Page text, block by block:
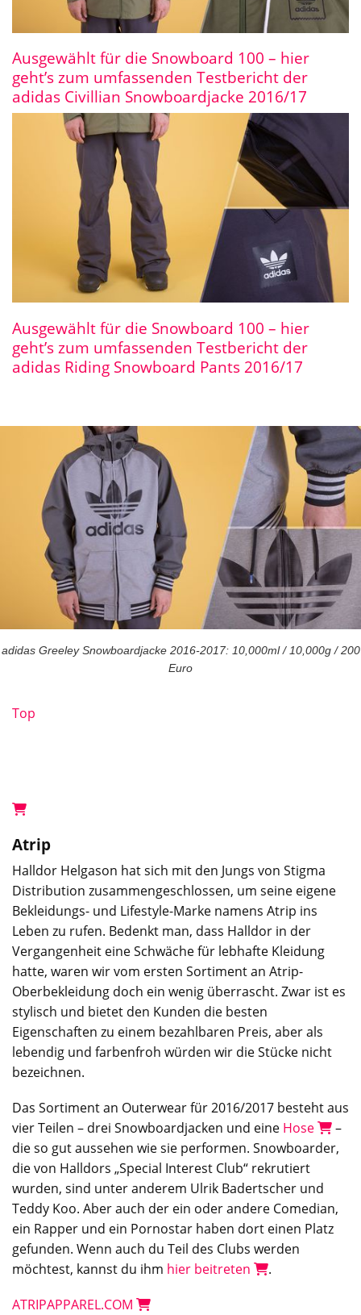
Ausgewählt für die Snowboard 100 – hier
geht’s zum umfassenden Testbericht der
adidas Civillian Snowboardjacke 2016/17
Ausgewählt für die Snowboard 100 – hier
geht’s zum umfassenden Testbericht der
adidas Riding Snowboard Pants 2016/17
adidas Greeley Snowboardjacke 2016-2017: 10,000ml / 10,000g / 200
Euro
Top
Atrip
Halldor Helgason hat sich mit den Jungs von Stigma
Distribution zusammengeschlossen, um seine eigene
Bekleidungs- und Lifestyle-Marke namens Atrip ins
Leben zu rufen. Bedenkt man, dass Halldor in der
Vergangenheit eine Schwäche für lebhafte Kleidung
hatte, waren wir vom ersten Sortiment an Atrip-
Oberbekleidung doch ein wenig überrascht. Zwar ist es
stylisch und bietet den Kunden die besten
Eigenschaften zu einem bezahlbaren Preis, aber als
lebendig und farbenfroh würden wir die Stücke nicht
bezeichnen.
Das Sortiment an Outerwear für 2016/2017 besteht aus
vier Teilen – drei Snowboardjacken und eine Hose
–
die so gut aussehen wie sie performen. Snowboarder,
die von Halldors „Special Interest Club“ rekrutiert
wurden, sind unter anderem Ulrik Badertscher und
Teddy Koo. Aber auch der ein oder andere Comedian,
ein Rapper und ein Pornostar haben dort einen Platz
gefunden. Wenn auch du Teil des Clubs werden
möchtest, kannst du ihm hier beitreten .
ATRIPAPPAREL.COM